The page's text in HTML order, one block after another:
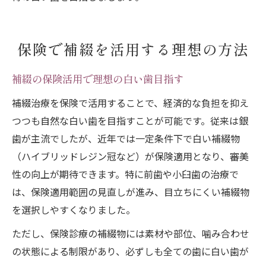
保険で補綴を活用する理想の方法
補綴の保険活用で理想の白い歯目指す
補綴治療を保険で活用することで、経済的な負担を抑え
つつも自然な白い歯を目指すことが可能です。従来は銀
歯が主流でしたが、近年では一定条件下で白い補綴物
（ハイブリッドレジン冠など）が保険適用となり、審美
性の向上が期待できます。特に前歯や小臼歯の治療で
は、保険適用範囲の見直しが進み、目立ちにくい補綴物
を選択しやすくなりました。
ただし、保険診療の補綴物には素材や部位、噛み合わせ
の状態による制限があり、必ずしも全ての歯に白い歯が